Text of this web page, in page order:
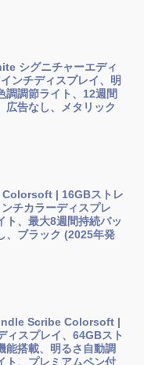
Air M5チップ搭載
ック：AIとApple Intell
チLiquid Retinaディ
ニファイドメモリ、1
、12MPセンターフレ
定】 HP ノートパソコ
チ 16GBメモリ 512GB
5
ン WE1-K3 (MS 365 P
ー搭載/Win 11/15.6型/
512GB/ホワイト) FM
ラインコード版|Wind
応|PC2台
ド - 2,000 Robux 【限
Edition | オンライ
ばんやさしい 教科書:
も！ 非エンジニアのた
グ入門シリーズ
くHTML & CSSとWe
ー・カタログ: 本体ハ
新エミュレータ紹介
シグニチャーエディ
ンチディスプレイ、明
調調節ライト、12週間
広告なし、メタリック
| 16GBストレ
チカラーディスプレ
ト、最大8週間持続バッ
、ブラック (2025年発
Scribe Colorsoft |
ィスプレイ、64GBスト
能搭載、明るさ自動調
ト、プレミアムペン付